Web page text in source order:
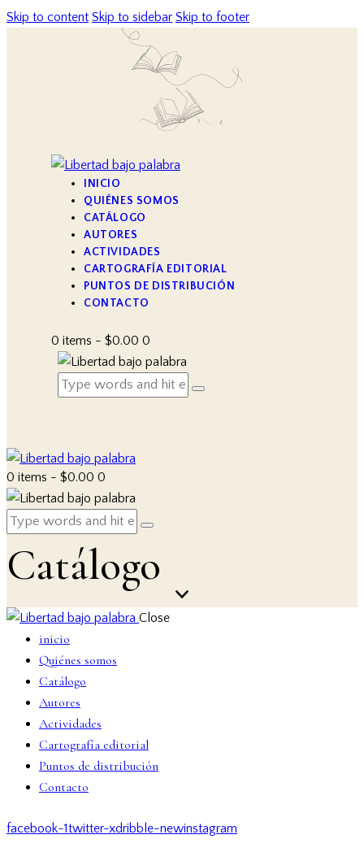
Skip to content Skip to sidebar Skip to footer
INICIO
QUIÉNES SOMOS
CATÁLOGO
AUTORES
ACTIVIDADES
CARTOGRAFÍA EDITORIAL
PUNTOS DE DISTRIBUCIÓN
CONTACTO
0 items - $0.00 0
0 items - $0.00 0
Catálogo
Close
inicio
Quiénes somos
Catálogo
Autores
Actividades
Cartografía editorial
Puntos de distribución
Contacto
facebook-1twitter-xdribble-newinstagram